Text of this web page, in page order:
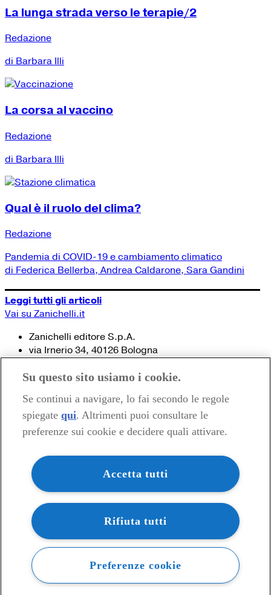
La lunga strada verso le terapie/2
Redazione
di Barbara Illi
La corsa al vaccino
Redazione
di Barbara Illi
Qual è il ruolo del clima?
Redazione
Pandemia di COVID-19 e cambiamento climatico
di Federica Bellerba, Andrea Caldarone, Sara Gandini
Leggi tutti gli articoli
Vai su Zanichelli.it
Zanichelli editore S.p.A.
via Irnerio 34, 40126 Bologna
Tel. 051- 293.111 / 245.024
© 2020 Zanichelli Editore spa
Contatti e recapiti
my.zanichelli.it
Filiali e agenzie
Acquisti: informazioni precontrattuali
Area stampa
Privacy
Su questo sito usiamo i cookie.
Se continui a navigare, lo fai secondo le regole
spiegate qui. Altrimenti puoi consultare le
preferenze sui cookie e decidere quali attivare.
Accetta tutti
Rifiuta tutti
Preferenze cookie